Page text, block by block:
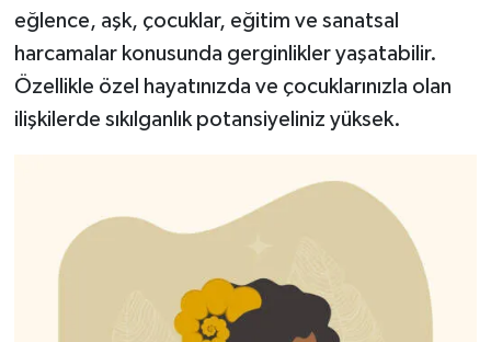
eğlence, aşk, çocuklar, eğitim ve sanatsal
harcamalar konusunda gerginlikler yaşatabilir.
Özellikle özel hayatınızda ve çocuklarınızla olan
ilişkilerde sıkılganlık potansiyeliniz yüksek.